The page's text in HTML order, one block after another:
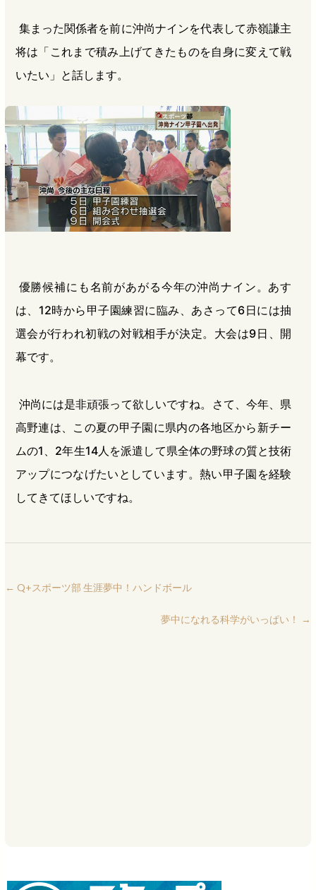
集まった関係者を前に沖尚ナインを代表して赤嶺謙主
将は「これまで積み上げてきたものを自身に変えて戦
いたい」と話します。
優勝候補にも名前があがる今年の沖尚ナイン。あす
は、12時から甲子園練習に臨み、あさって6日には抽
選会が行われ初戦の対戦相手が決定。大会は9日、開
幕です。
沖尚には是非頑張って欲しいですね。さて、今年、県
高野連は、この夏の甲子園に県内の各地区から新チー
ムの1、2年生14人を派遣して県全体の野球の質と技術
アップにつなげたいとしています。熱い甲子園を経験
してきてほしいですね。
← Q+スポーツ部 生涯夢中！ハンドボール
夢中になれる科学がいっぱい！ →